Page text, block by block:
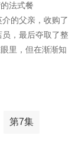
法式餐
的父亲，收购了
，最后夺取了整
里，但在渐渐知
第7集